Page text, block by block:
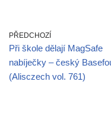
PŘEDCHOZÍ
Při škole dělají MagSafe
nabíječky – český
(Alisczech vol. 761)